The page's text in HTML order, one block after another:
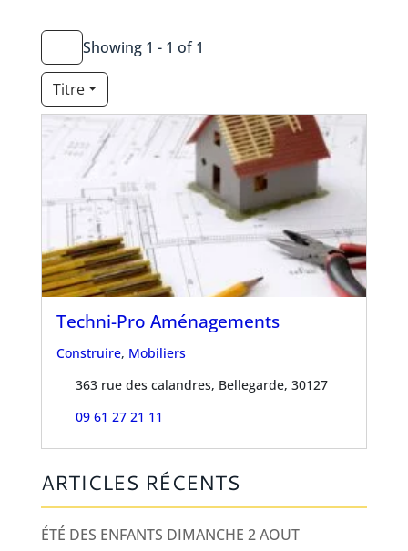
Showing 1 - 1 of 1
Titre
Techni-Pro Aménagements
Construire, Mobiliers
363 rue des calandres, Bellegarde, 30127
09 61 27 21 11
ARTICLES RÉCENTS
ÉTÉ DES ENFANTS DIMANCHE 2 AOUT